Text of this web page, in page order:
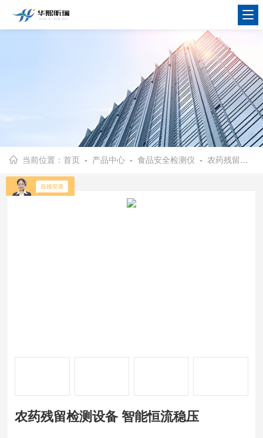
当前位置：首页 - 产品中心 -食品安全检测仪 - 农药残留检测设备
农药残留检测设备 智能恒流稳压